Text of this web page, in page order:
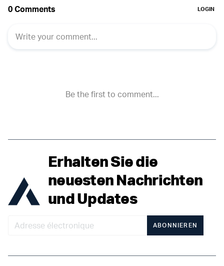
Erhalten Sie die
neuesten Nachrichten
und Updates
ABONNIEREN